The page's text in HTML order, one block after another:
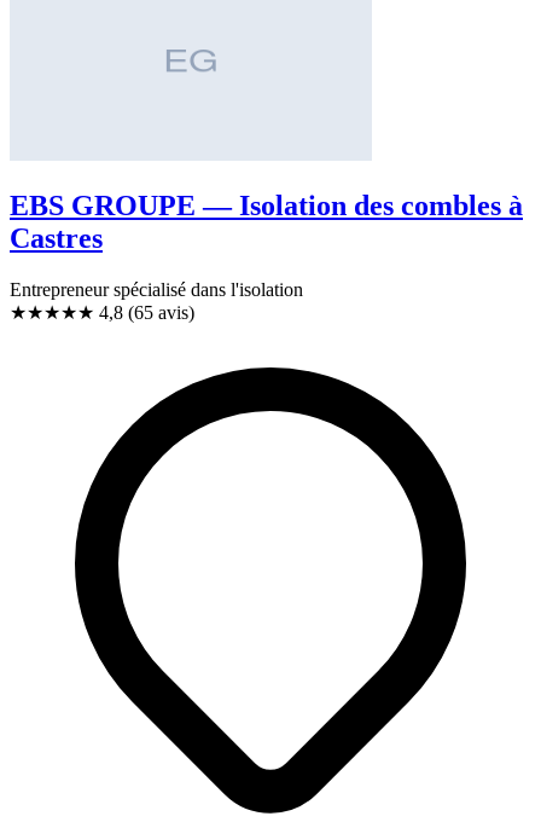
EBS GROUPE — Isolation des combles à
Castres
Entrepreneur spécialisé dans l'isolation
★★★★★ 4,8 (65 avis)